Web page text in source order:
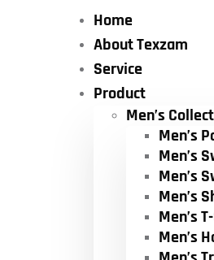
Home
About Texzam
Service
Product
Men’s
Men’s
Men’s
Men’s
Men’s
Men’s
Men’s